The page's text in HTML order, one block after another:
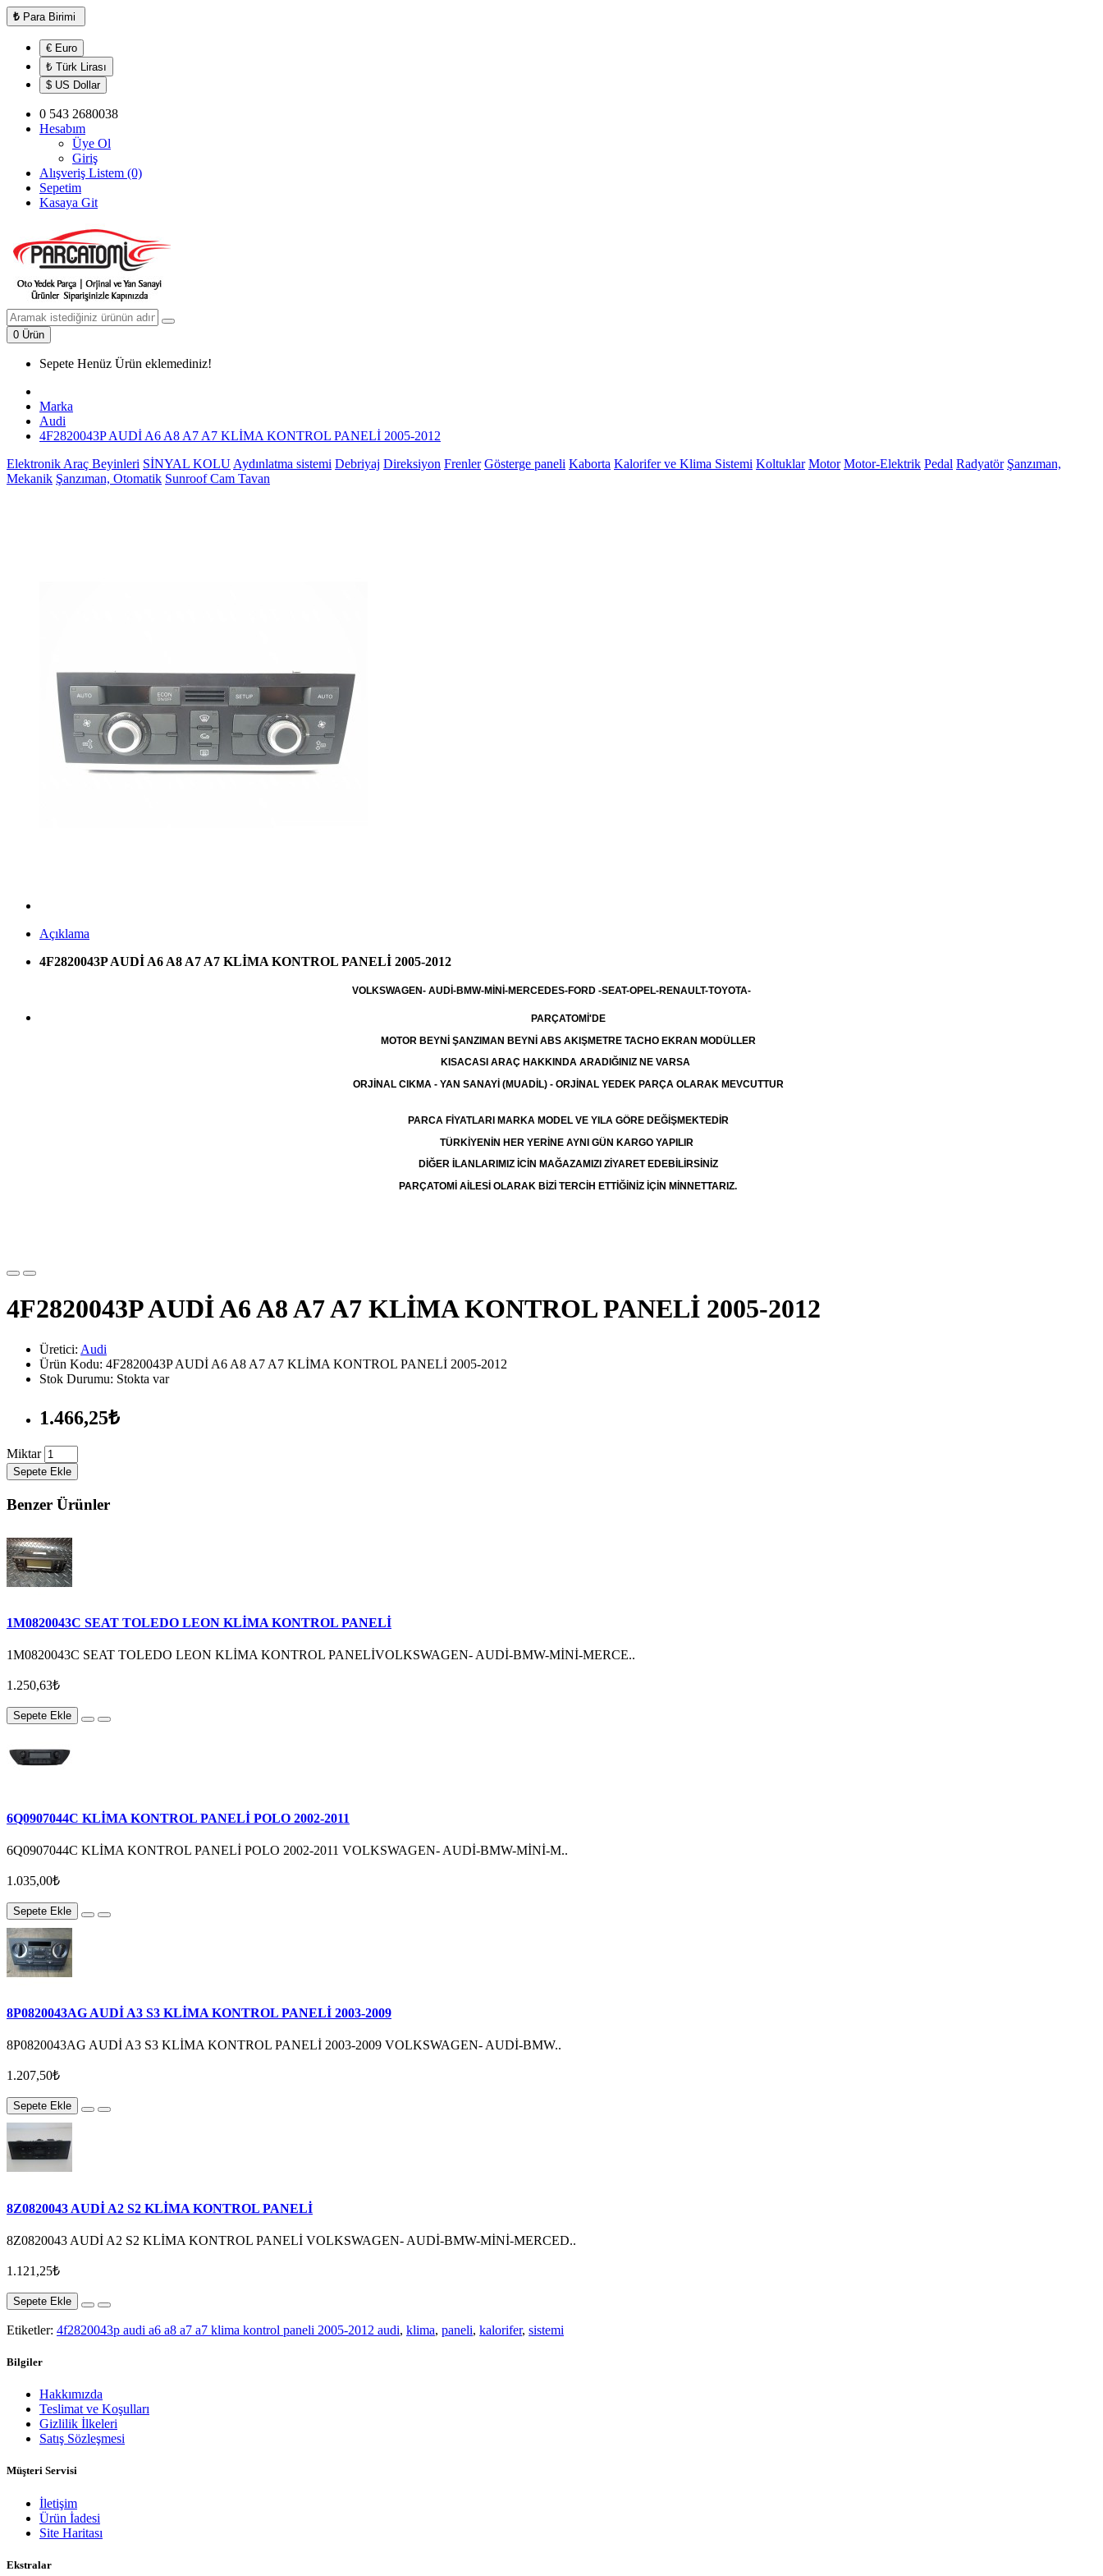
₺ Para Birimi
€ Euro
₺ Türk Lirası
$ US Dollar
0 543 2680038
Hesabım
Üye Ol
Giriş
Alışveriş Listem (0)
Sepetim
Kasaya Git
0 Ürün
Sepete Henüz Ürün eklemediniz!
Marka
Audi
4F2820043P AUDİ A6 A8 A7 A7 KLİMA KONTROL PANELİ 2005-2012
Elektronik Araç Beyinleri SİNYAL KOLU Aydınlatma sistemi Debriyaj Direksiyon Frenler Gösterge paneli Kaborta Kalorifer ve Klima Sistemi Koltuklar Motor Motor-Elektrik Pedal Radyatör Şanzıman,
Mekanik Şanzıman, Otomatik Sunroof Cam Tavan
Açıklama
4F2820043P AUDİ A6 A8 A7 A7 KLİMA KONTROL PANELİ 2005-2012
VOLKSWAGEN- AUDİ-BMW-MİNİ-MERCEDES-FORD -SEAT-OPEL-RENAULT-TOYOTA-
PARÇATOMİ'DE
MOTOR BEYNİ ŞANZIMAN BEYNİ ABS AKIŞMETRE TACHO EKRAN MODÜLLER
KISACASI ARAÇ HAKKINDA ARADIĞINIZ NE VARSA
ORJİNAL CIKMA - YAN SANAYİ (MUADİL) - ORJİNAL YEDEK PARÇA OLARAK MEVCUTTUR
PARCA FİYATLARI MARKA MODEL VE YILA GÖRE DEĞİŞMEKTEDİR
TÜRKİYENİN HER YERİNE AYNI GÜN KARGO YAPILIR
DİĞER İLANLARIMIZ İCİN MAĞAZAMIZI ZİYARET EDEBİLİRSİNİZ
PARÇATOMİ AİLESİ OLARAK BİZİ TERCİH ETTİĞİNİZ İÇİN MİNNETTARIZ.
4F2820043P AUDİ A6 A8 A7 A7 KLİMA KONTROL PANELİ 2005-2012
Üretici: Audi
Ürün Kodu: 4F2820043P AUDİ A6 A8 A7 A7 KLİMA KONTROL PANELİ 2005-2012
Stok Durumu: Stokta var
1.466,25₺
Miktar
Sepete Ekle
Benzer Ürünler
1M0820043C SEAT TOLEDO LEON KLİMA KONTROL PANELİ
1M0820043C SEAT TOLEDO LEON KLİMA KONTROL PANELİVOLKSWAGEN- AUDİ-BMW-MİNİ-MERCE..
1.250,63₺
Sepete Ekle
6Q0907044C KLİMA KONTROL PANELİ POLO 2002-2011
6Q0907044C KLİMA KONTROL PANELİ POLO 2002-2011 VOLKSWAGEN- AUDİ-BMW-MİNİ-M..
1.035,00₺
Sepete Ekle
8P0820043AG AUDİ A3 S3 KLİMA KONTROL PANELİ 2003-2009
8P0820043AG AUDİ A3 S3 KLİMA KONTROL PANELİ 2003-2009 VOLKSWAGEN- AUDİ-BMW..
1.207,50₺
Sepete Ekle
8Z0820043 AUDİ A2 S2 KLİMA KONTROL PANELİ
8Z0820043 AUDİ A2 S2 KLİMA KONTROL PANELİ VOLKSWAGEN- AUDİ-BMW-MİNİ-MERCED..
1.121,25₺
Sepete Ekle
Etiketler: 4f2820043p audi a6 a8 a7 a7 klima kontrol paneli 2005-2012 audi, klima, paneli, kalorifer, sistemi
Bilgiler
Hakkımızda
Teslimat ve Koşulları
Gizlilik İlkeleri
Satış Sözleşmesi
Müşteri Servisi
İletişim
Ürün İadesi
Site Haritası
Ekstralar